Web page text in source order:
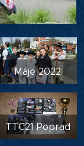
Máje 2022
TTC21 Poprad